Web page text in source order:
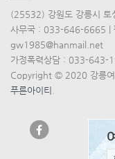
(25532) 강원도 강릉시 토
사무국 : 033-646-6665 |
gw1985@hanmail.net
가정폭력상담 : 033-643-
Copyright © 2020 강릉
푸른아이티